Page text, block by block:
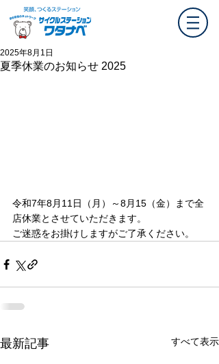
夏季休業のお知らせ 2025
2025年8月1日
令和7年8月11日（月）～8月15（金）まで全
店休業とさせていただきます。
ご迷惑をお掛けしますがご了承ください。
最新記事 すべて表示